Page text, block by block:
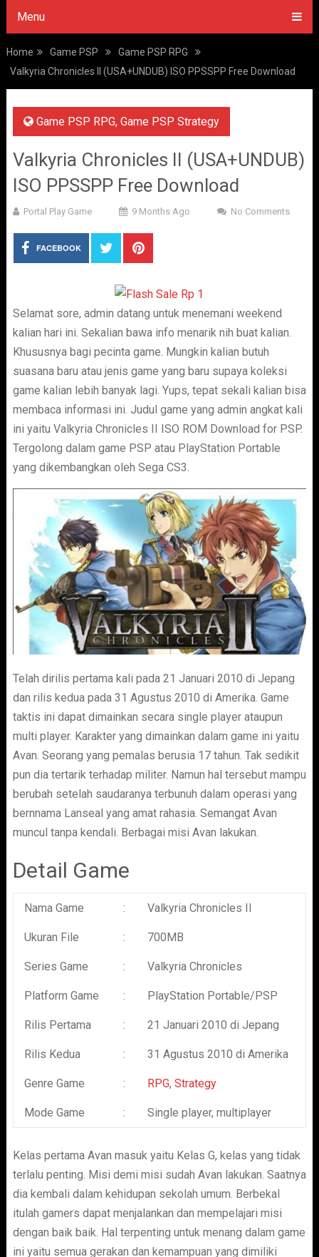
Menu
Home Game PSP
Game PSP RPG
Valkyria Chronicles II (USA+UNDUB) ISO PPSSPP Free Download
Game PSP RPG, Game PSP Strategy
Valkyria Chronicles II (USA+UNDUB)
ISO PPSSPP Free Download
Portal Play Game 9 Months Ago No Comments
FACEBOOK
Selamat sore, admin datang untuk menemani weekend
kalian hari ini. Sekalian bawa info menarik nih buat kalian.
Khususnya bagi pecinta game. Mungkin kalian butuh
suasana baru atau jenis game yang baru supaya koleksi
game kalian lebih banyak lagi. Yups, tepat sekali kalian bisa
membaca informasi ini. Judul game yang admin angkat kali
ini yaitu Valkyria Chronicles II ISO ROM Download for PSP.
Tergolong dalam game PSP atau PlayStation Portable
yang dikembangkan oleh Sega CS3.
Telah dirilis pertama kali pada 21 Januari 2010 di Jepang
dan rilis kedua pada 31 Agustus 2010 di Amerika. Game
taktis ini dapat dimainkan secara single player ataupun
multi player. Karakter yang dimainkan dalam game ini yaitu
Avan. Seorang yang pemalas berusia 17 tahun. Tak sedikit
pun dia tertarik terhadap militer. Namun hal tersebut mampu
berubah setelah saudaranya terbunuh dalam operasi yang
bernnama Lanseal yang amat rahasia. Semangat Avan
muncul tanpa kendali. Berbagai misi Avan lakukan.
Detail Game
Nama Game : Valkyria Chronicles II
Ukuran File : 700MB
Series Game : Valkyria Chronicles
Platform Game : PlayStation Portable/PSP
Rilis Pertama : 21 Januari 2010 di Jepang
Rilis Kedua : 31 Agustus 2010 di Amerika
Genre Game : RPG, Strategy
Mode Game : Single player, multiplayer
Kelas pertama Avan masuk yaitu Kelas G, kelas yang tidak
terlalu penting. Misi demi misi sudah Avan lakukan. Saatnya
dia kembali dalam kehidupan sekolah umum. Berbekal
itulah gamers dapat menjalankan dan mempelajari misi
dengan baik baik. Hal terpenting untuk menang dalam game
ini yaitu semua gerakan dan kemampuan yang dimiliki